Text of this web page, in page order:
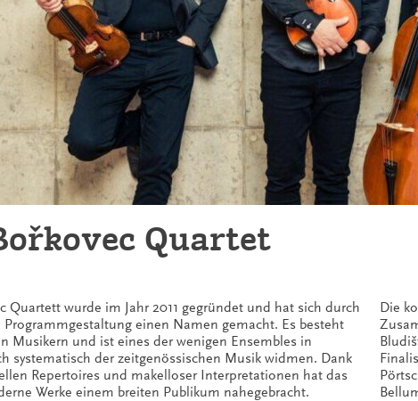
Quartet
Quartett wurde im Jahr 2011 gegründet und hat sich durch
einen Namen gemacht. Es besteht
Musikern und ist eines der wenigen Ensembles in
systematisch der zeitgenössischen Musik widmen. Dank
Repertoires und makelloser Interpretationen hat das
Werke einem breiten Publikum nahegebracht.
Die